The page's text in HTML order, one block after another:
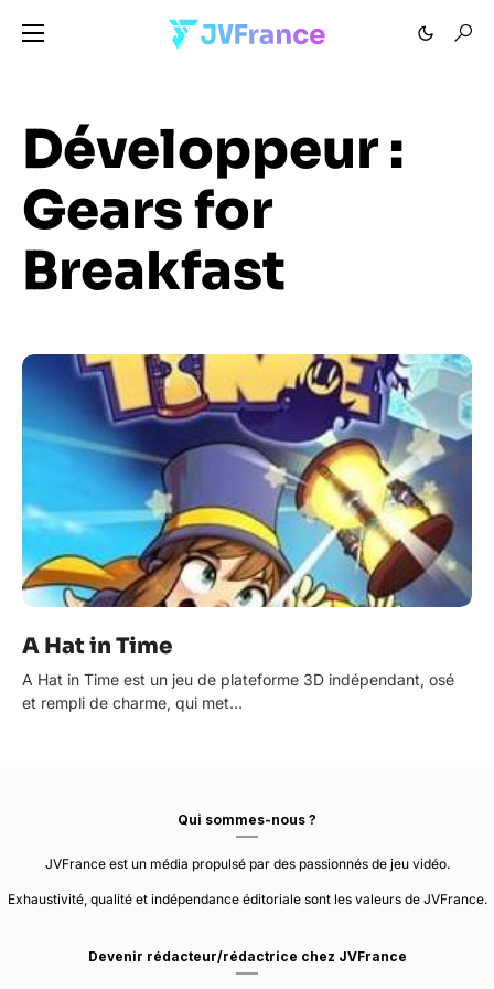
Développeur :
Gears for
Breakfast
A Hat in Time
A Hat in Time est un jeu de plateforme 3D indépendant, osé
et rempli de charme, qui met…
Qui sommes-nous ?
JVFrance est un média propulsé par des passionnés de jeu vidéo.
Exhaustivité, qualité et indépendance éditoriale sont les valeurs de JVFrance.
Devenir rédacteur/rédactrice chez JVFrance